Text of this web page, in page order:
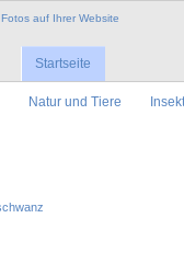
Startseite
Natur und Tiere